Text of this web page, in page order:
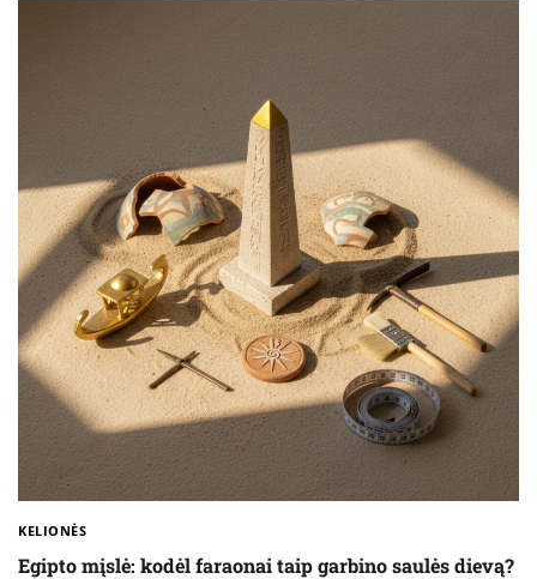
KELIONĖS
Egipto mįslė: kodėl faraonai taip garbino saulės dievą?